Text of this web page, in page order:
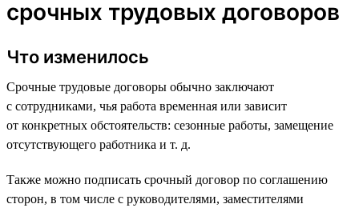
срочных трудовых договоров
Что изменилось
Срочные трудовые договоры обычно заключают
с сотрудниками, чья работа временная или зависит
от конкретных обстоятельств: сезонные работы, замещение
отсутствующего работника и т. д.
Также можно подписать срочный договор по соглашению
сторон, в том числе с руководителями, заместителями